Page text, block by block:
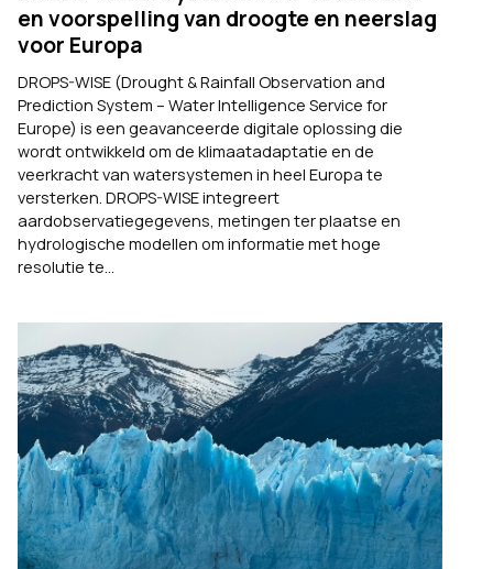
en voorspelling van droogte en neerslag
voor Europa
DROPS-WISE (Drought & Rainfall Observation and
Prediction System – Water Intelligence Service for
Europe) is een geavanceerde digitale oplossing die
wordt ontwikkeld om de klimaatadaptatie en de
veerkracht van watersystemen in heel Europa te
versterken. DROPS-WISE integreert
aardobservatiegegevens, metingen ter plaatse en
hydrologische modellen om informatie met hoge
resolutie te...